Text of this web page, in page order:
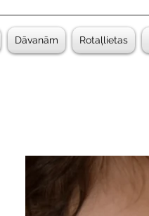
Dāvanām Rotaļlietas